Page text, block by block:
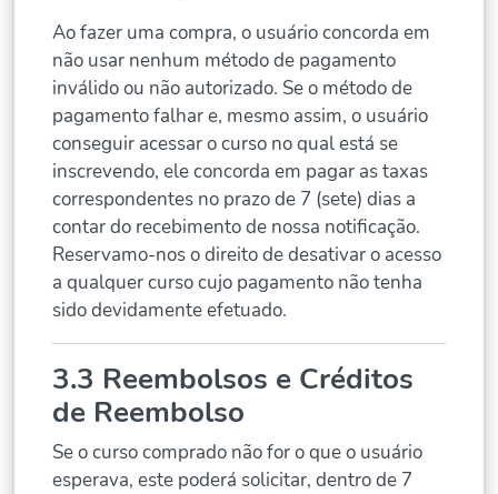
Ao fazer uma compra, o usuário concorda em
não usar nenhum método de pagamento
inválido ou não autorizado. Se o método de
pagamento falhar e, mesmo assim, o usuário
conseguir acessar o curso no qual está se
inscrevendo, ele concorda em pagar as taxas
correspondentes no prazo de 7 (sete) dias a
contar do recebimento de nossa notificação.
Reservamo-nos o direito de desativar o acesso
a qualquer curso cujo pagamento não tenha
sido devidamente efetuado.
3.3 Reembolsos e Créditos
de Reembolso
Se o curso comprado não for o que o usuário
esperava, este poderá solicitar, dentro de 7